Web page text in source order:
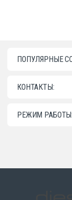
ПОПУЛЯРНЫЕ
КОНТАКТЫ:
РЕЖИМ РАБОТЫ: